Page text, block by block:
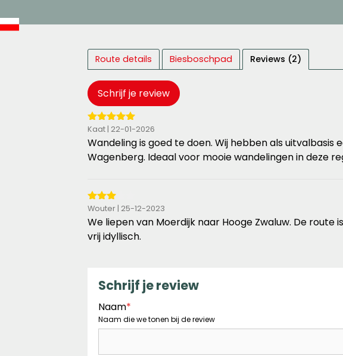
Route details Biesboschpad Reviews (2)
Schrijf je review
5
van
de
Kaat | 22-01-2026
Wandeling is goed te doen. Wij hebben als
Wagenberg. Ideaal voor mooie wandelingen in deze
3
van
de
Wouter | 25-12-2023
We liepen van Moerdijk naar Hooge Zwaluw. De route
vrij idyllisch.
Schrijf je review
Naam*
Naam die we tonen bij de review